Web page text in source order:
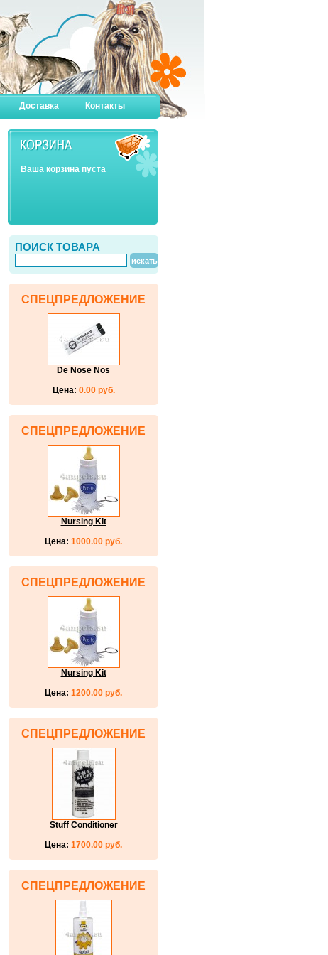
Доставка Контакты
Ваша корзина пуста
ПОИСК ТОВАРА
СПЕЦПРЕДЛОЖЕНИЕ
De Nose Nos
Цена: 0.00 руб.
СПЕЦПРЕДЛОЖЕНИЕ
Nursing Kit
Цена: 1000.00 руб.
СПЕЦПРЕДЛОЖЕНИЕ
Nursing Kit
Цена: 1200.00 руб.
СПЕЦПРЕДЛОЖЕНИЕ
Stuff Conditioner
Цена: 1700.00 руб.
СПЕЦПРЕДЛОЖЕНИЕ